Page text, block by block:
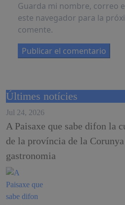
Guarda mi nombre, correo
este navegador para la
comente.
Últimes notícies
Jul 24, 2026
A Paisaxe que sabe difon la
de la província de la
gastronomia